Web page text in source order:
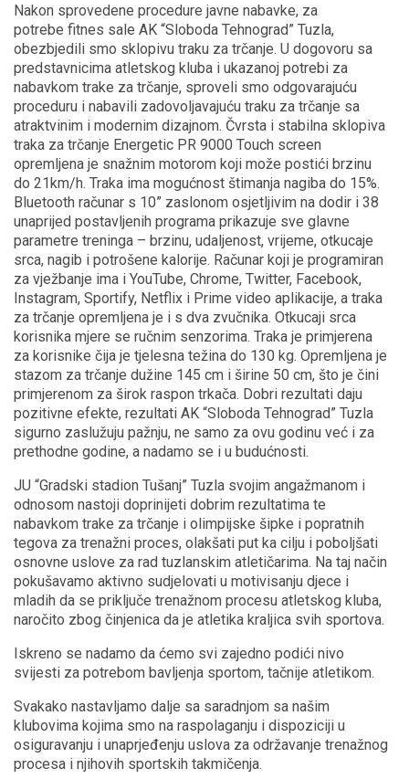
Nakon sprovedene procedure javne nabavke, za
potrebe fitnes sale AK “Sloboda Tehnograd” Tuzla,
obezbjedili smo sklopivu traku za trčanje. U dogovoru sa
predstavnicima atletskog kluba i ukazanoj potrebi za
nabavkom trake za trčanje, sproveli smo odgovarajuću
proceduru i nabavili zadovoljavajuću traku za trčanje sa
atraktvinim i modernim dizajnom. Čvrsta i stabilna sklopiva
traka za trčanje Energetic PR 9000 Touch screen
opremljena je snažnim motorom koji može postići brzinu
do 21km/h. Traka ima mogućnost štimanja nagiba do 15%.
Bluetooth računar s 10” zaslonom osjetljivim na dodir i 38
unaprijed postavljenih programa prikazuje sve glavne
parametre treninga – brzinu, udaljenost, vrijeme, otkucaje
srca, nagib i potrošene kalorije. Računar koji je programiran
za vježbanje ima i YouTube, Chrome, Twitter, Facebook,
Instagram, Sportify, Netflix i Prime video aplikacije, a traka
za trčanje opremljena je i s dva zvučnika. Otkucaji srca
korisnika mjere se ručnim senzorima. Traka je primjerena
za korisnike čija je tjelesna težina do 130 kg. Opremljena je
stazom za trčanje dužine 145 cm i širine 50 cm, što je čini
primjerenom za širok raspon trkača. Dobri rezultati daju
pozitivne efekte, rezultati AK “Sloboda Tehnograd” Tuzla
sigurno zaslužuju pažnju, ne samo za ovu godinu već i za
prethodne godine, a nadamo se i u budućnosti.
JU “Gradski stadion Tušanj” Tuzla svojim angažmanom i
odnosom nastoji doprinijeti dobrim rezultatima te
nabavkom trake za trčanje i olimpijske šipke i popratnih
tegova za trenažni proces, olakšati put ka cilju i poboljšati
osnovne uslove za rad tuzlanskim atletičarima. Na taj način
pokušavamo aktivno sudjelovati u motivisanju djece i
mladih da se priključe trenažnom procesu atletskog kluba,
naročito zbog činjenica da je atletika kraljica svih sportova.
Iskreno se nadamo da ćemo svi zajedno podići nivo
svijesti za potrebom bavljenja sportom, tačnije atletikom.
Svakako nastavljamo dalje sa saradnjom sa našim
klubovima kojima smo na raspolaganju i dispoziciji u
osiguravanju i unaprjeđenju uslova za održavanje trenažnog
procesa i njihovih sportskih takmičenja.